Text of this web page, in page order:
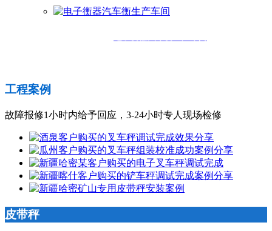
工程案例
故障报修1小时内给予回应，3-24小时专人现场检修
皮带秤